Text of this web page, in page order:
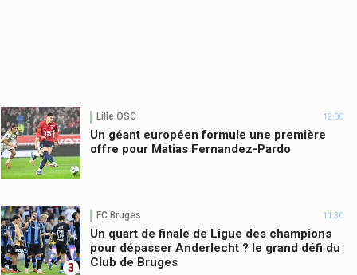
Lille OSC 12:00
Un géant européen formule une première
offre pour Matias Fernandez-Pardo
3
FC Bruges 11:30
Un quart de finale de Ligue des champions
pour dépasser Anderlecht ? le grand défi du
Club de Bruges